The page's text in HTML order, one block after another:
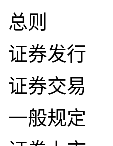
则
券发行
券交易
般规定